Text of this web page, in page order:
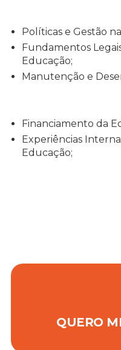
Políticas e Gestão
Fundamentos
Educação;
Manutenção e
Financiamento da
Experiências
Educação;
QUERO